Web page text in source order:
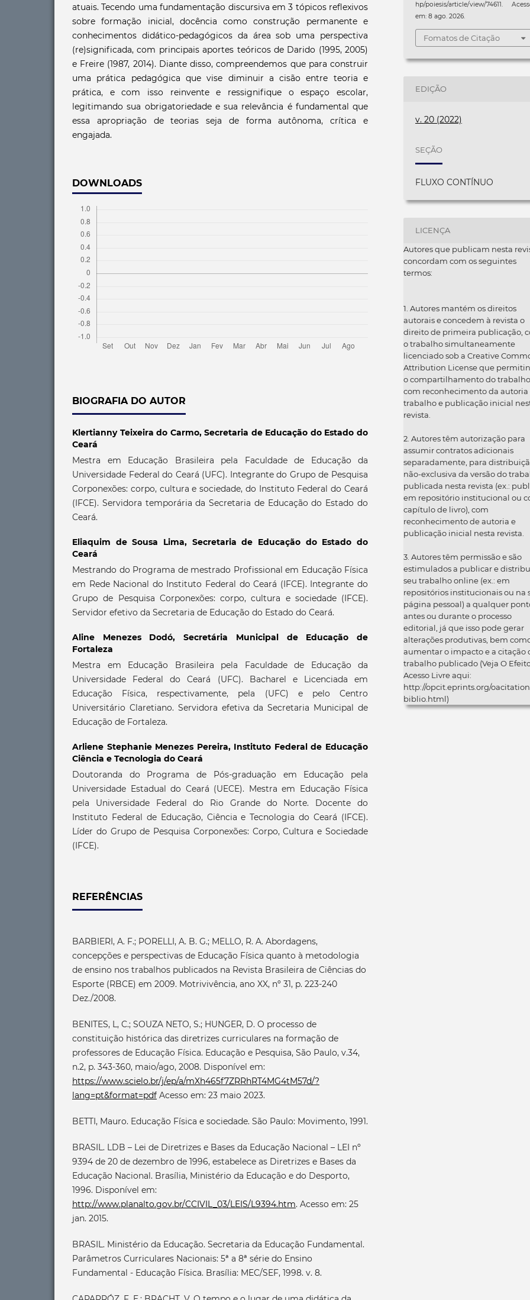
atuais. Tecendo uma fundamentação discursiva em 3 tópicos reflexivos
sobre formação inicial, docência como construção permanente e
conhecimentos didático-pedagógicos da área sob uma perspectiva
(re)significada, com principais aportes teóricos de Darido (1995, 2005)
e Freire (1987, 2014). Diante disso, compreendemos que para construir
uma prática pedagógica que vise diminuir a cisão entre teoria e
prática, e com isso reinvente e ressignifique o espaço escolar,
legitimando sua obrigatoriedade e sua relevância é fundamental que
essa apropriação de teorias seja de forma autônoma, crítica e
engajada.
DOWNLOADS
BIOGRAFIA DO AUTOR
Klertianny Teixeira do Carmo,Secretaria de Educação do Estado do
Ceará
Mestra em Educação Brasileira pela Faculdade de Educação da
Universidade Federal do Ceará (UFC). Integrante do Grupo de Pesquisa
Corponexões: corpo, cultura e sociedade, do Instituto Federal do Ceará
(IFCE). Servidora temporária da Secretaria de Educação do Estado do
Ceará.
Eliaquim de Sousa Lima, Secretaria de Educação do Estado do
Ceará
Mestrando do Programa de mestrado Profissional em Educação Física
em Rede Nacional do Instituto Federal do Ceará (IFCE). Integrante do
Grupo de Pesquisa Corponexões: corpo, cultura e sociedade (IFCE).
Servidor efetivo da Secretaria de Educação do Estado do Ceará.
Aline Menezes Dodó,Secretária Municipal de Educação de
Fortaleza
Mestra em Educação Brasileira pela Faculdade de Educação da
Universidade Federal do Ceará (UFC). Bacharel e Licenciada em
Educação Física, respectivamente, pela (UFC) e pelo Centro
Universitário Claretiano. Servidora efetiva da Secretaria Municipal de
Educação de Fortaleza.
Arliene Stephanie Menezes Pereira, Instituto Federal de Educação
Ciência e Tecnologia do Ceará
Doutoranda do Programa de Pós-graduação em Educação pela
Universidade Estadual do Ceará (UECE). Mestra em Educação Física
pela Universidade Federal do Rio Grande do Norte. Docente do
Instituto Federal de Educação, Ciência e Tecnologia do Ceará (IFCE).
Líder do Grupo de Pesquisa Corponexões: Corpo, Cultura e Sociedade
(IFCE).
REFERÊNCIAS
BARBIERI, A. F.; PORELLI, A. B. G.; MELLO, R. A. Abordagens,
concepções e perspectivas de Educação Física quanto à metodologia
de ensino nos trabalhos publicados na Revista Brasileira de Ciências do
Esporte (RBCE) em 2009. Motrivivência, ano XX, nº 31, p. 223-240
Dez./2008.
BENITES, L, C.; SOUZA NETO, S.; HUNGER, D. O processo de
constituição histórica das diretrizes curriculares na formação de
professores de Educação Física. Educação e Pesquisa, São Paulo, v.34,
n.2, p. 343-360, maio/ago, 2008. Disponível em:
https://www.scielo.br/j/ep/a/mXh465f7ZRRhRT4MG4tM57d/?
lang=pt&format=pdf Acesso em: 23 maio 2023.
BETTI, Mauro. Educação Física e sociedade. São Paulo: Movimento, 1991.
BRASIL. LDB – Lei de Diretrizes e Bases da Educação Nacional – LEI nº
9394 de 20 de dezembro de 1996, estabelece as Diretrizes e Bases da
Educação Nacional. Brasília, Ministério da Educação e do Desporto,
1996. Disponível em:
http://www.planalto.gov.br/CCIVIL_03/LEIS/L9394.htm. Acesso em: 25
jan. 2015.
BRASIL. Ministério da Educação. Secretaria da Educação Fundamental.
Parâmetros Curriculares Nacionais: 5ª a 8ª série do Ensino
Fundamental - Educação Física. Brasília: MEC/SEF, 1998. v. 8.
hp/poiesis/article/view/74611.
em: 8 ago. 2026.
Fomatos de Citação
EDIÇÃO
v. 20 (2022)
SEÇÃO
FLUXO CONTÍNUO
LICENÇA
Autores que publicam nesta
concordam com os seguintes
termos:
1. Autores mantém os direitos
autorais e concedem à revista o
direito de primeira publicação,
o trabalho simultaneamente
licenciado sob a Creative
Attribution License que
o compartilhamento do trabalho
com reconhecimento da autoria
trabalho e publicação inicial
revista.
2. Autores têm autorização para
assumir contratos adicionais
separadamente, para
não-exclusiva da versão do
publicada nesta revista (ex.:
em repositório institucional ou
capítulo de livro), com
reconhecimento de autoria e
publicação inicial nesta revista.
3. Autores têm permissão e são
estimulados a publicar e
seu trabalho online (ex.: em
repositórios institucionais ou na
página pessoal) a qualquer
antes ou durante o processo
editorial, já que isso pode gerar
alterações produtivas, bem
aumentar o impacto e a citação
trabalho publicado (Veja O
Acesso Livre aqui:
http://opcit.eprints.org/
biblio.html)